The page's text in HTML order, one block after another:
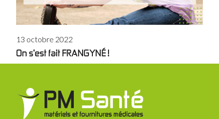
13 octobre 2022
On s’est fait FRANGYNÉ !